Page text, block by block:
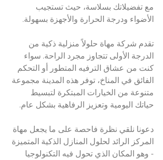
مع تفضيلاتك بسلاسة، حيث تستجيب
الأضواء ودرجة الحرارة والأجهزة بسهولة.
تقدم شركة مهاة حلولاً منزلية ذكية من
الدرجة الأولى تتجاوز مجرد الراحة. سواء
كنت من عشاق الترفيه المتطور أو التحكم
الفائق في المناخ، توفر هذه المدينة مجموعة
متنوعة من الخيارات المبتكرة لتبسيط
حياتك اليومية وتعزيز الرفاهية بشكل عام.
دعونا نلقي نظرة فاحصة على ما يجعل مهاة
المركز الرائد لحلول المنازل الذكية المتميزة
- وهو المكان الذي تحول فيه التكنولوجيا